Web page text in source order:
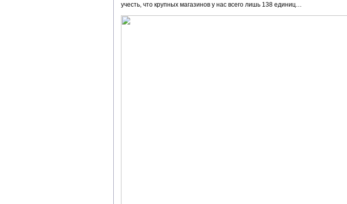
учесть, что крупных магазинов у нас всего лишь 138 единиц…